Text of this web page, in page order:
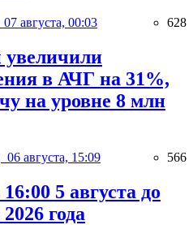
07 августа, 00:03 628
увеличили
в АЧГ на 31%,
на уровне 8 млн
06 августа, 15:09 566
5 августа до
года